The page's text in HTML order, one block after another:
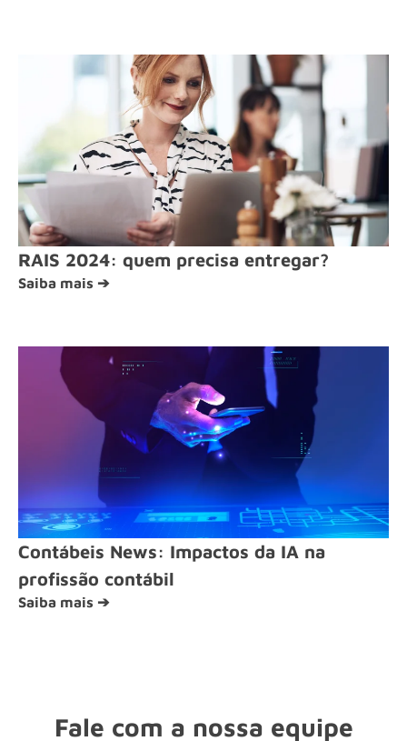
RAIS 2024: quem precisa entregar?
Saiba mais ➔
Contábeis News: Impactos da IA na
profissão contábil
Saiba mais ➔
Fale com a nossa equipe